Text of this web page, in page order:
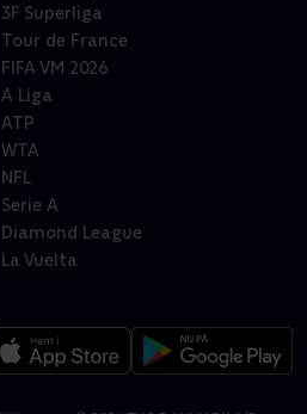
3F Superliga
Tour de France
FIFA VM 2026
A Liga
ATP
WTA
NFL
Serie A
Diamond League
La Vuelta